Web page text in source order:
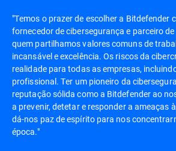
"Temos o prazer de escolher a Bitdefender
fornecedor de cibersegurança e parceiro
quem partilhamos valores comuns de
incansável e excelência. Os riscos da
realidade para todas as empresas,
profissional. Ter um pioneiro da
reputação sólida como a Bitdefender ao
a prevenir, detetar e responder a ameaças
dá-nos paz de espírito para nos
época."